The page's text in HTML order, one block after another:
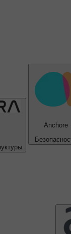
Anchore